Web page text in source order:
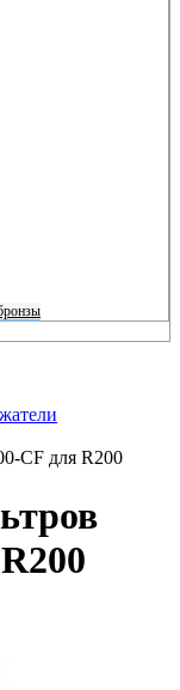
CF для R200